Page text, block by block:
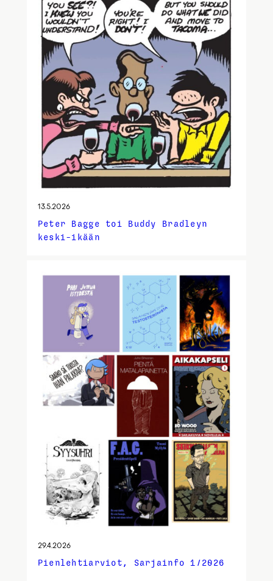
13.5.2026
Peter Bagge toi Buddy Bradleyn
keski-ikään
29.4.2026
Pienlehtiarviot, Sarjainfo 1/2026